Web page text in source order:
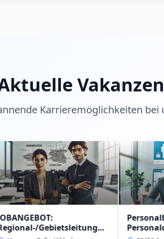
Vakanzen
Karrieremöglichkeiten bei
Personalberater